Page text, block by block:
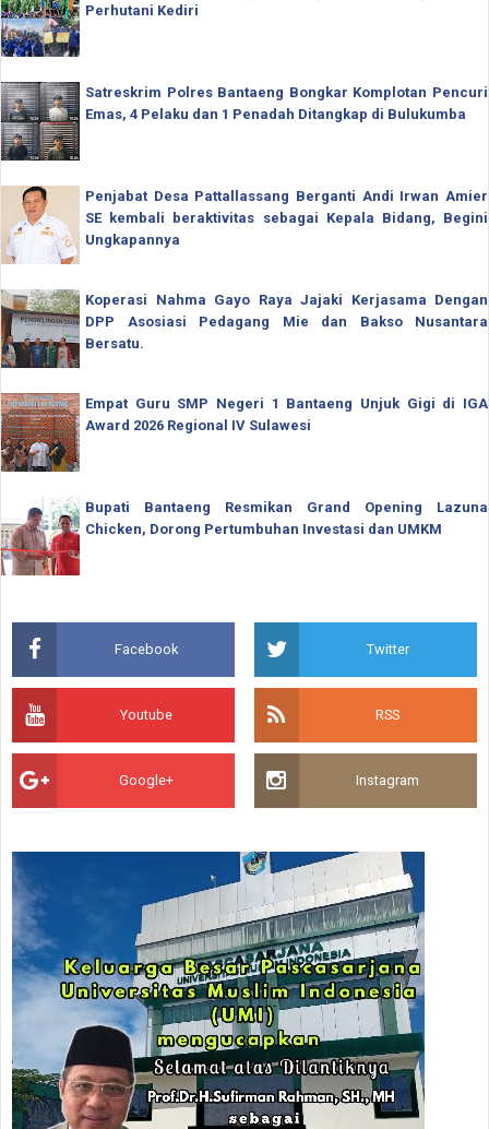
Perhutani Kediri
Satreskrim Polres Bantaeng Bongkar Komplotan Pencuri
Emas, 4 Pelaku dan 1 Penadah Ditangkap di Bulukumba
Penjabat Desa Pattallassang Berganti Andi Irwan Amier
SE kembali beraktivitas sebagai Kepala Bidang, Begini
Ungkapannya
Koperasi Nahma Gayo Raya Jajaki Kerjasama Dengan
DPP Asosiasi Pedagang Mie dan Bakso Nusantara
Bersatu.
Empat Guru SMP Negeri 1 Bantaeng Unjuk Gigi di IGA
Award 2026 Regional IV Sulawesi
Bupati Bantaeng Resmikan Grand Opening Lazuna
Chicken, Dorong Pertumbuhan Investasi dan UMKM
Facebook Twitter
Youtube RSS
Google+ Instagram